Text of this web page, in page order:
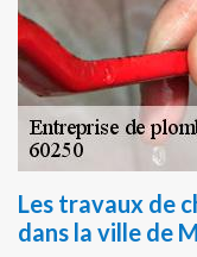
Les travaux de
dans la ville de